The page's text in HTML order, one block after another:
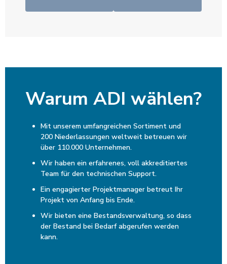
Warum ADI wählen?
Mit unserem umfangreichen Sortiment und
200 Niederlassungen weltweit betreuen wir
über 110.000 Unternehmen.
Wir haben ein erfahrenes, voll akkreditiertes
Team für den technischen Support.
Ein engagierter Projektmanager betreut Ihr
Projekt von Anfang bis Ende.
Wir bieten eine Bestandsverwaltung, so dass
der Bestand bei Bedarf abgerufen werden
kann.